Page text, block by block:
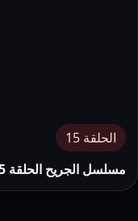
الحلقة 15
مسلسل الجريح الحلقة 15 الخامسة عشر HD